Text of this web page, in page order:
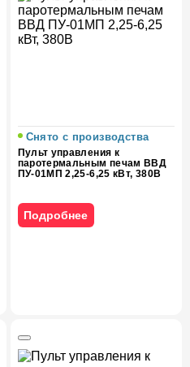
Снято с производства
Пульт управления к
паротермальным печам ВВД
ПУ-01МП 2,25-6,25 кВт, 380В
Подробнее